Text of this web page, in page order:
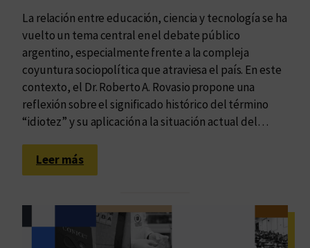
La relación entre educación, ciencia y tecnología se ha
vuelto un tema central en el debate público
argentino, especialmente frente a la compleja
coyuntura sociopolítica que atraviesa el país. En este
contexto, el Dr. Roberto A. Rovasio propone una
reflexión sobre el significado histórico del término
“idiotez” y su aplicación a la situación actual del…
Leer más:
L